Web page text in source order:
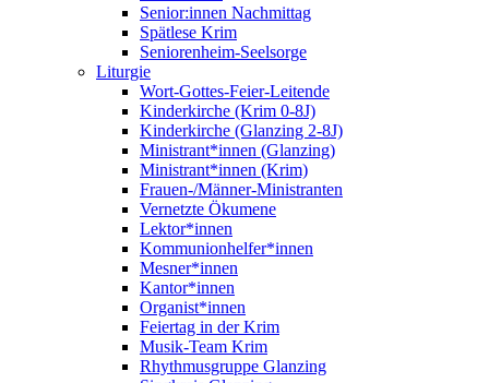
Senior:innen Nachmittag
Spätlese Krim
Seniorenheim-Seelsorge
Liturgie
Wort-Gottes-Feier-Leitende
Kinderkirche (Krim 0-8J)
Kinderkirche (Glanzing 2-8J)
Ministrant*innen (Glanzing)
Ministrant*innen (Krim)
Frauen-/Männer-Ministranten
Vernetzte Ökumene
Lektor*innen
Kommunionhelfer*innen
Mesner*innen
Kantor*innen
Organist*innen
Feiertag in der Krim
Musik-Team Krim
Rhythmusgruppe Glanzing